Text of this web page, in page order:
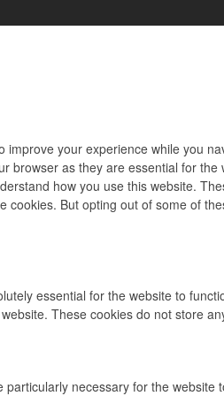
improve your experience while you
browser as they are essential for
how you use this website.
cookies. But opting out of some of
essential for the website to
These cookies do not store
particularly necessary for the